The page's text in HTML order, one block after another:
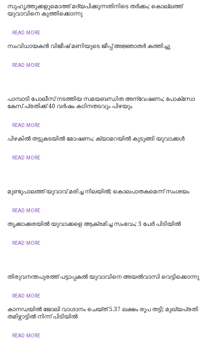
സുഹൃത്തുക്കളുമൊത്ത് മദ്യപിക്കുന്നതിനിടെ തര്‍ക്കം; കൊല്ലത്ത്
യുവാവിനെ കുത്തിക്കൊന്നു
READ MORE
സംവിധായകൻ വിജീഷ് മണിയുടെ ജീപ്പ് അജ്ഞാതർ കത്തിച്ചു
READ MORE
പാമ്പാടി പോലീസ് നടത്തിയ സമയബന്ധിത അന്വേഷണം; പോക്സോ
കേസ് പ്രതിക്ക് 40 വർഷം കഠിനതടവും പിഴയും
READ MORE
പിഴകിൽ തട്ടുകടയിൽ മോഷണം; ക്യാമറയിൽ കുടുങ്ങി യുവാക്കൾ
READ MORE
മുണ്ടുപാലത്ത് യുവാവ് മരിച്ച നിലയില്‍; കൊലപാതകമെന്ന് സംശയം
READ MORE
തൃക്കാക്കരയിൽ യുവാക്കളെ ആക്രമിച്ച സംഭവം; 3 പേർ പിടിയിൽ
READ MORE
തിരുവനന്തപുരത്ത് പട്ടാപ്പകൽ യുവാവിനെ അയൽവാസി വെട്ടിക്കൊന്നു
READ MORE
കാനഡയിൽ ജോലി വാഗ്ദാനം ചെയ്ത് 5.37 ലക്ഷം രൂപ തട്ടി; മുഖ്യപ്രതി
തമിഴ്നാട്ടിൽ നിന്ന് പിടിയിൽ
READ MORE